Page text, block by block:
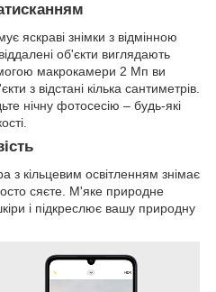
яскраві знімки з відмінною
об'єкти виглядають
макрокамери 2 Мп ви
з відстані кілька сантиметрів.
нічну фотосесію – будь-які
з кільцевим освітленням знімає
сяєте. М'яке природне
і підкреслює вашу природну